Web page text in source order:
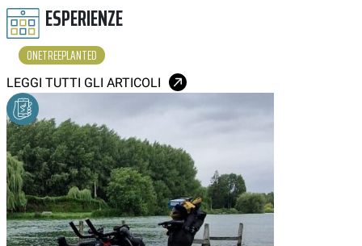
ESPERIENZE
ONETREEPLANTED
LEGGI TUTTI GLI ARTICOLI